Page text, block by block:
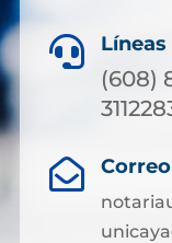

(608)
